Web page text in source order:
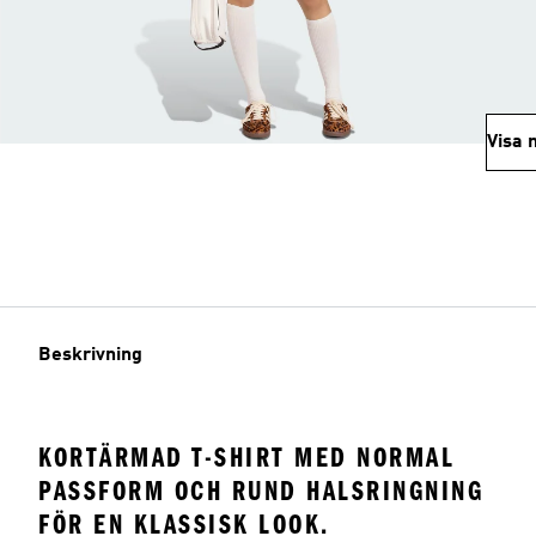
Visa
Beskrivning
KORTÄRMAD T-SHIRT MED NORMAL
PASSFORM OCH RUND HALSRINGNING
FÖR EN KLASSISK LOOK.